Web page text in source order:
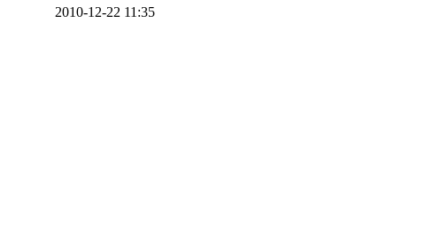
2010-12-22 11:35